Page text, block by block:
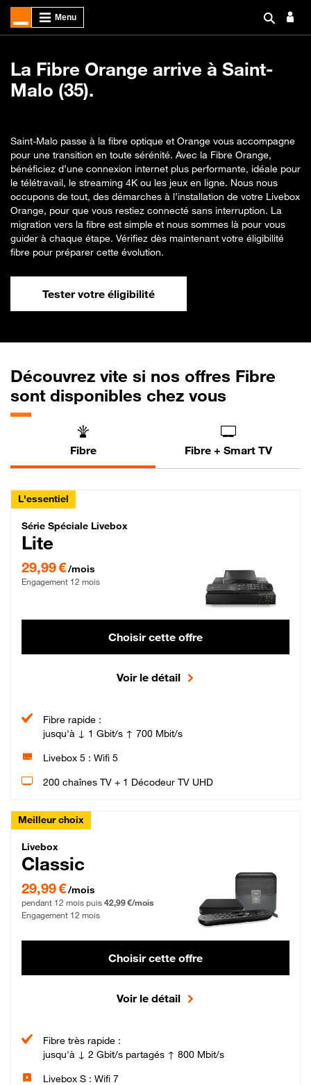
La Fibre Orange arrive à Saint-
Malo (35).
Saint-Malo passe à la fibre optique et Orange vous accompagne
pour une transition en toute sérénité. Avec la Fibre Orange,
bénéficiez d’une connexion internet plus performante, idéale pour
le télétravail, le streaming 4K ou les jeux en ligne. Nous nous
occupons de tout, des démarches à l’installation de votre Livebox
Orange, pour que vous restiez connecté sans interruption. La
migration vers la fibre est simple et nous sommes là pour vous
guider à chaque étape. Vérifiez dès maintenant votre éligibilité
fibre pour préparer cette évolution.
Tester votre éligibilité
Découvrez vite si nos offres Fibre
sont disponibles chez vous
Fibre Fibre + Smart TV
L'essentiel
Série Spéciale Livebox Lite Fibre
Série Spéciale Livebox
Lite
29,99 €/mois
Engagement 12 mois
Choisir cette offre
Voir le détail
Fibre rapide :
jusqu'à ↓ 1 Gbit/s ↑ 700 Mbit/s
Livebox 5 : Wifi 5
200 chaînes TV + 1 Décodeur TV UHD
Meilleur choix
Livebox Classic Fibre
Livebox
Classic
29,99 € par mois pendant 12 mois puis 42,99 € par mois, Engagement 12 mois
29,99 €/mois
pendant 12 mois puis 42,99 €/mois
Engagement 12 mois
Choisir cette offre
Voir le détail
Fibre très rapide :
jusqu'à ↓ 2 Gbit/s partagés ↑ 800 Mbit/s
Livebox S : Wifi 7